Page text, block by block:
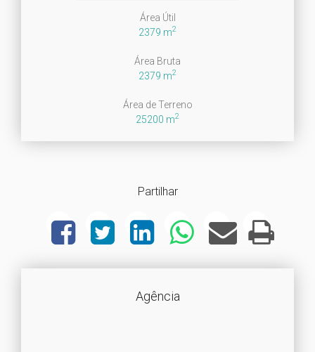
Área Útil
2379 m2
Área Bruta
2379 m2
Área de Terreno
25200 m2
Partilhar
Agência